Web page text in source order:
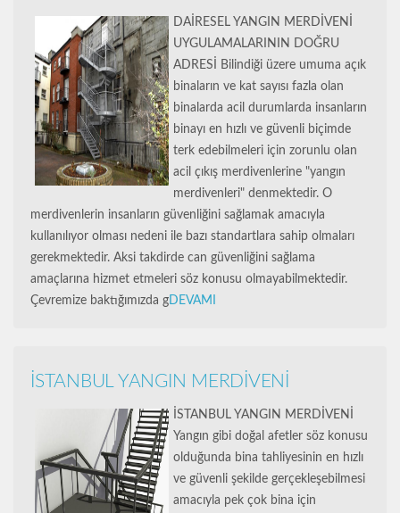
DAİRESEL YANGIN MERDİVENİ
UYGULAMALARININ DOĞRU
ADRESİ Bilindiği üzere umuma açık
binaların ve kat sayısı fazla olan
binalarda acil durumlarda insanların
binayı en hızlı ve güvenli biçimde
terk edebilmeleri için zorunlu olan
acil çıkış merdivenlerine "yangın
merdivenleri" denmektedir. O
merdivenlerin insanların güvenliğini sağlamak amacıyla
kullanılıyor olması nedeni ile bazı standartlara sahip olmaları
gerekmektedir. Aksi takdirde can güvenliğini sağlama
amaçlarına hizmet etmeleri söz konusu olmayabilmektedir.
Çevremize baktığımızda gDEVAMI
İSTANBUL YANGIN MERDİVENİ
İSTANBUL YANGIN MERDİVENİ
Yangın gibi doğal afetler söz konusu
olduğunda bina tahliyesinin en hızlı
ve güvenli şekilde gerçekleşebilmesi
amacıyla pek çok bina için